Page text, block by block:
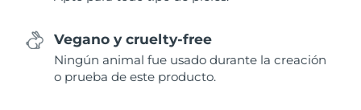
Vegano y cruelty-free
Ningún animal fue usado durante la creación
o prueba de este producto.
Eslovaquia
Eslovenia